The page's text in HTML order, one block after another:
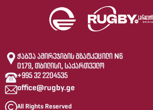
All Rights Reserved
ჭაბუა ამირეჯიბის გზატკეცილი N6
0179, თბილისი, საქართველო
+995 32 2204535
office@rugby.ge